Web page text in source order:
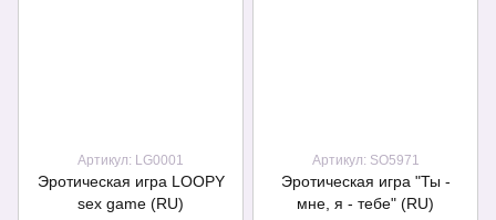
Артикул: LG0001
Эротическая игра LOOPY
sex game (RU)
Артикул: SO5971
Эротическая игра "Ты -
мне, я - тебе" (RU)